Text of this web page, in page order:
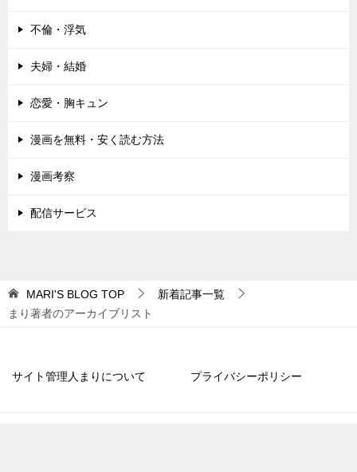
不倫・浮気
夫婦・結婚
恋愛・胸キュン
漫画を無料・安く読む方法
漫画考察
配信サービス
MARI'S BLOG TOP
新着記事一覧
まり著者のアーカイブリスト
サイト管理人まりについて プライバシーポリシー